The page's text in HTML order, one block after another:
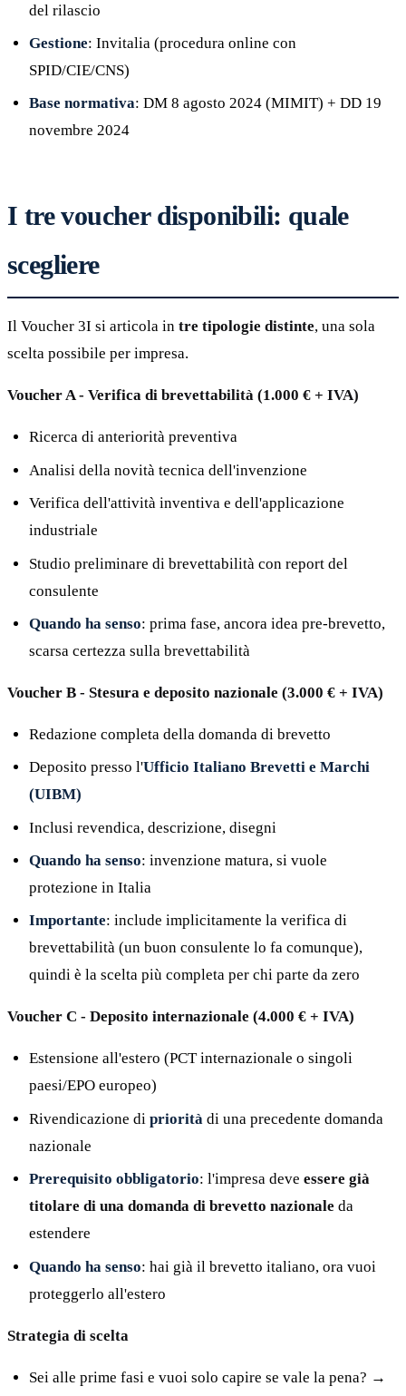
del rilascio
Gestione: Invitalia (procedura online con
SPID/CIE/CNS)
Base normativa: DM 8 agosto 2024 (MIMIT) + DD 19
novembre 2024
I tre voucher disponibili: quale
scegliere
Il Voucher 3I si articola in tre tipologie distinte, una sola
scelta possibile per impresa.
Voucher A - Verifica di brevettabilità (1.000 € + IVA)
Ricerca di anteriorità preventiva
Analisi della novità tecnica dell'invenzione
Verifica dell'attività inventiva e dell'applicazione
industriale
Studio preliminare di brevettabilità con report del
consulente
Quando ha senso: prima fase, ancora idea pre-brevetto,
scarsa certezza sulla brevettabilità
Voucher B - Stesura e deposito nazionale (3.000 € + IVA)
Redazione completa della domanda di brevetto
Deposito presso l'Ufficio Italiano Brevetti e Marchi
(UIBM)
Inclusi revendica, descrizione, disegni
Quando ha senso: invenzione matura, si vuole
protezione in Italia
Importante: include implicitamente la verifica di
brevettabilità (un buon consulente lo fa comunque),
quindi è la scelta più completa per chi parte da zero
Voucher C - Deposito internazionale (4.000 € + IVA)
Estensione all'estero (PCT internazionale o singoli
paesi/EPO europeo)
Rivendicazione di priorità di una precedente domanda
nazionale
Prerequisito obbligatorio: l'impresa deve essere già
titolare di una domanda di brevetto nazionale da
estendere
Quando ha senso: hai già il brevetto italiano, ora vuoi
proteggerlo all'estero
Strategia di scelta
Sei alle prime fasi e vuoi solo capire se vale la pena? →